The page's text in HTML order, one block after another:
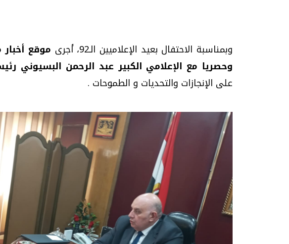
وبمناسبة الاحتفال بعيد الإعلاميين الـ92، أجرى
موقع
وحصريا مع الإعلامي الكبير عبد الرحمن البسيوني
على الإنجازات والتحديات و الطموحات .